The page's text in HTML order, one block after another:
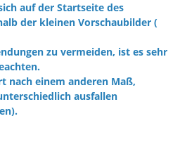
auf der Startseite des
der kleinen Vorschaubilder (
zu vermeiden, ist es sehr
nach einem anderen Maß,
ausfallen